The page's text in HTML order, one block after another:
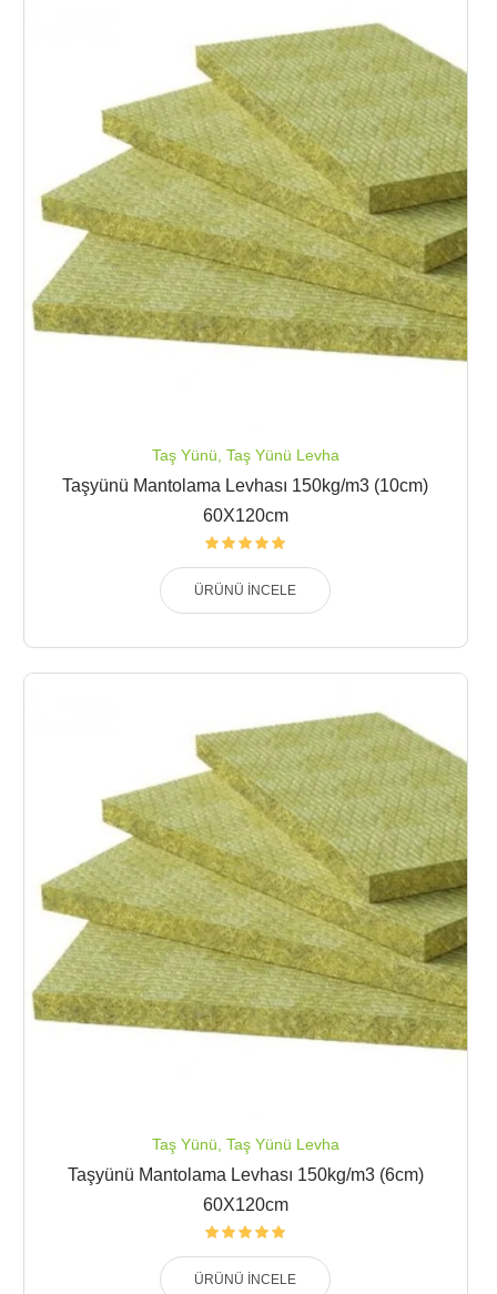
Taş Yünü Taş Yünü Levha
Taşyünü Mantolama Levhası 150kg/m3 (10cm)
60X120cm
ÜRÜNÜ İNCELE
Taş Yünü Taş Yünü Levha
Taşyünü Mantolama Levhası 150kg/m3 (6cm)
60X120cm
ÜRÜNÜ İNCELE